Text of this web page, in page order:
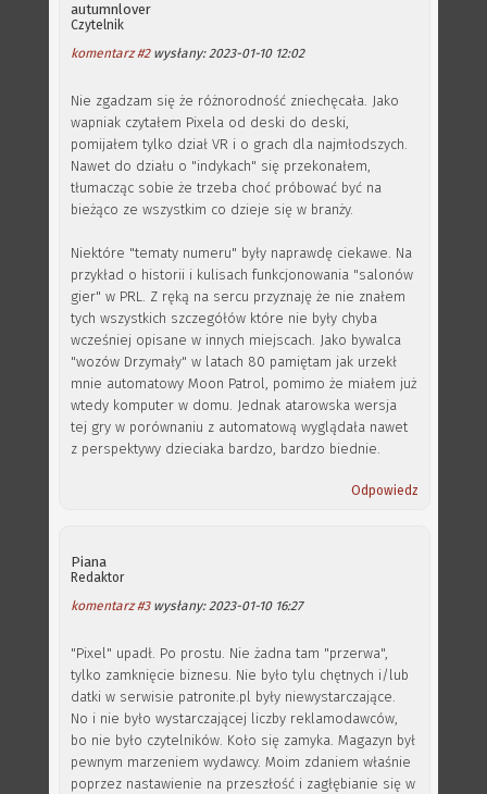
autumnlover
Czytelnik
komentarz #2wysłany: 2023-01-10 12:02
Nie zgadzam się że różnorodność zniechęcała. Jako
wapniak czytałem Pixela od deski do deski,
pomijałem tylko dział VR i o grach dla najmłodszych.
Nawet do działu o "indykach" się przekonałem,
tłumacząc sobie że trzeba choć próbować być na
bieżąco ze wszystkim co dzieje się w branży.
Niektóre "tematy numeru" były naprawdę ciekawe. Na
przykład o historii i kulisach funkcjonowania "salonów
gier" w PRL. Z ręką na sercu przyznaję że nie znałem
tych wszystkich szczegółów które nie były chyba
wcześniej opisane w innych miejscach. Jako bywalca
"wozów Drzymały" w latach 80 pamiętam jak urzekł
mnie automatowy Moon Patrol, pomimo że miałem już
wtedy komputer w domu. Jednak atarowska wersja
tej gry w porównaniu z automatową wyglądała nawet
z perspektywy dzieciaka bardzo, bardzo biednie.
Odpowiedz
Piana
Redaktor
komentarz #3wysłany: 2023-01-10 16:27
"Pixel" upadł. Po prostu. Nie żadna tam "przerwa",
tylko zamknięcie biznesu. Nie było tylu chętnych i/lub
datki w serwisie patronite.pl były niewystarczające.
No i nie było wystarczającej liczby reklamodawców,
bo nie było czytelników. Koło się zamyka. Magazyn był
pewnym marzeniem wydawcy. Moim zdaniem właśnie
poprzez nastawienie na przeszłość i zagłębianie się w